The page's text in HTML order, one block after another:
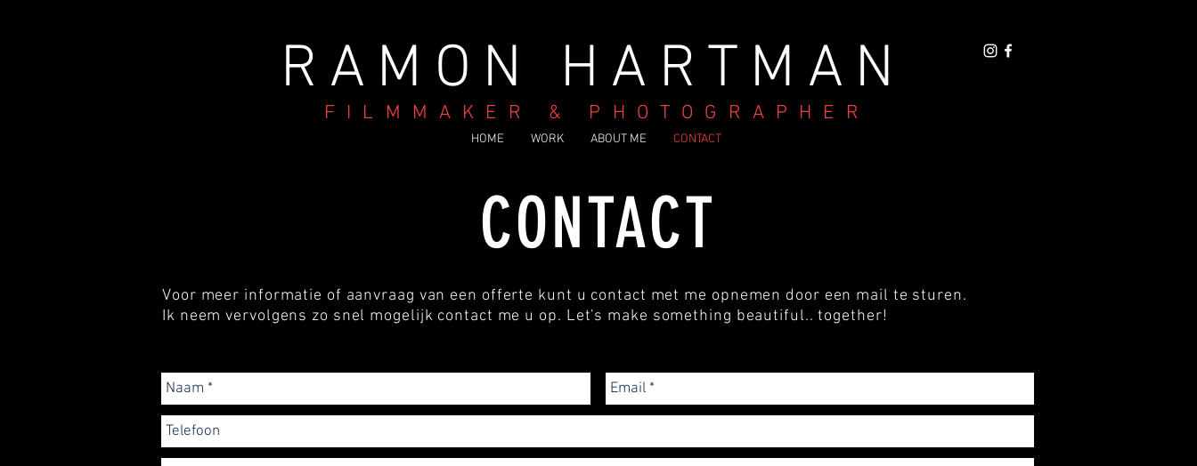
RAMON HARTMAN
FILMMAKER & PHOTOGRAPHER
HOME WORK ABOUT ME CONTACT
CONTACT
Voor meer informatie of aanvraag van een offerte kunt u contact met me opnemen door een mail te sturen.
Ik neem vervolgens zo snel mogelijk contact me u op. Let's make something beautiful.. together!